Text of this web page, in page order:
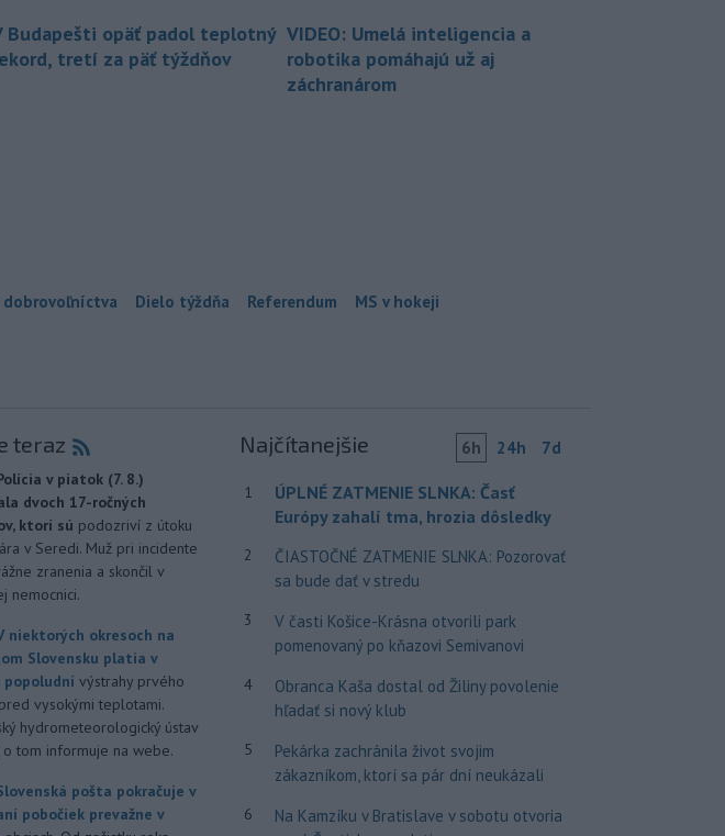
Budapešti opäť padol teplotný
tretí za päť týždňov
VIDEO: Umelá inteligencia a
robotika pomáhajú už aj
záchranárom
dobrovoľníctva Dielo týždňa Referendum MS v hokeji
teraz
v piatok (7. 8.)
dvoch 17-ročných
ktorí sú podozriví z útoku
v Seredi. Muž pri incidente
zranenia a skončil v
nemocnici.
niektorých okresoch na
Slovensku platia v
výstrahy prvého
vysokými teplotami.
hydrometeorologický ústav
o tom informuje na webe.
pošta pokračuje v
pobočiek prevažne v
Najčítanejšie 6h 24h 7d
1
ÚPLNÉ ZATMENIE SLNKA: Časť
Európy zahalí tma, hrozia dôsledky
2
ČIASTOČNÉ ZATMENIE SLNKA: Pozorovať
sa bude dať v stredu
3
V časti Košice-Krásna otvorili park
pomenovaný po kňazovi Semivanovi
4
Obranca Kaša dostal od Žiliny povolenie
hľadať si nový klub
5
Pekárka zachránila život svojim
zákazníkom, ktorí sa pár dní neukázali
6
Na Kamzíku v Bratislave v sobotu otvoria